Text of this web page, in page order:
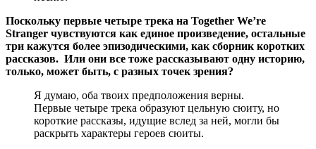
Поскольку первые четыре трека на Together We’re
Stranger чувствуются как единое произведение, остальные
три кажутся более эпизодическими, как сборник коротких
рассказов. Или они все тоже рассказывают одну историю,
только, может быть, с разных точек зрения?
Я думаю, оба твоих предположения верны.
Первые четыре трека образуют цельную сюиту, но
короткие рассказы, идущие вслед за ней, могли бы
раскрыть характеры героев сюиты.